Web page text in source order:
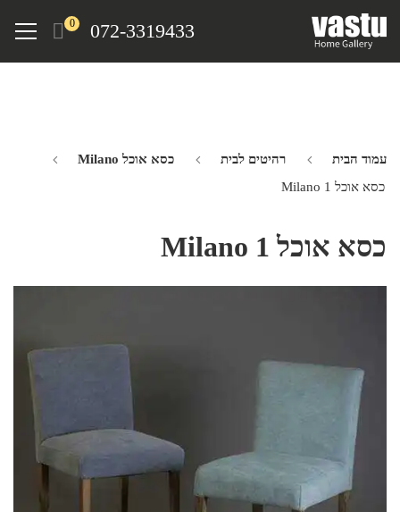
072-3319433
0
Menu
עמוד הבית רהיטים לבית
כסא אוכל Milano
כסא אוכל Milano 1
כסא אוכל Milano 1